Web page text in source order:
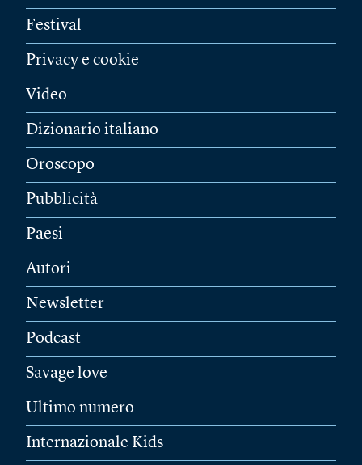
Festival
Privacy e cookie
Video
Dizionario italiano
Oroscopo
Pubblicità
Paesi
Autori
Newsletter
Podcast
Savage love
Ultimo numero
Internazionale Kids